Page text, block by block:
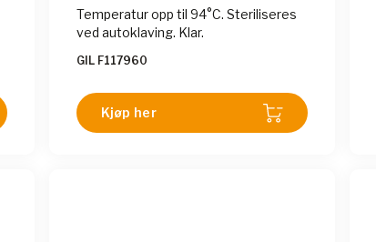
Temperatur opp til 94°C. Steriliseres
ved autoklaving. Klar.
GIL F117960
Kjøp her